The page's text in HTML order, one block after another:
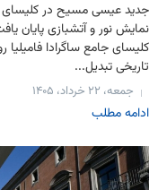
جدید عیسی مسیح در کلیسای
نمایش نور و آتشبازی پایان
کلیسای جامع ساگرادا
تاریخی تبدیل...
جمعه، ۲۲ خرداد، ۱۴۰۵
ادامه مطلب